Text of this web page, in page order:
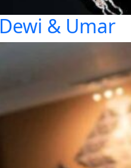
Dewi & Umar